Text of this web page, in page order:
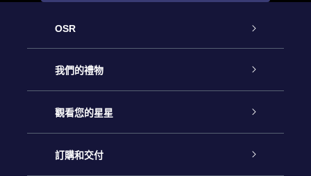
OSR
客戶服務
聯繫我們
博客
我們的禮物
Online Star禮物
OSR禮物包
觀看您的星星
星星注册
訂購和交付